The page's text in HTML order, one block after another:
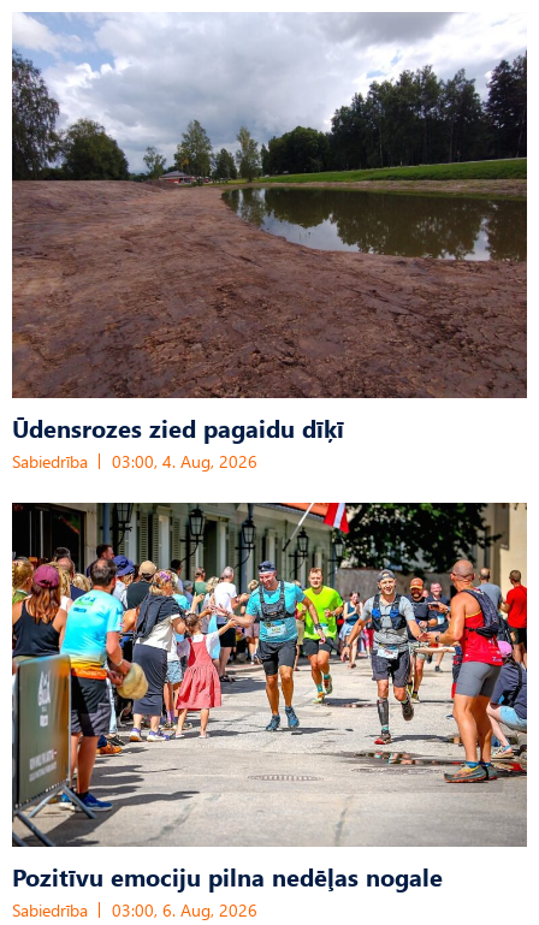
Ūdensrozes zied pagaidu dīķī
Sabiedrība 03:00, 4. Aug, 2026
Pozitīvu emociju pilna nedēļas nogale
Sabiedrība 03:00, 6. Aug, 2026